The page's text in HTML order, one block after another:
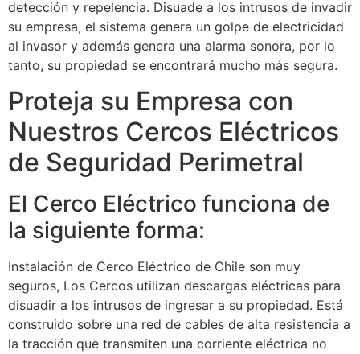
detección y repelencia. Disuade a los intrusos de invadir
su empresa, el sistema genera un golpe de electricidad
al invasor y además genera una alarma sonora, por lo
tanto, su propiedad se encontrará mucho más segura.
Proteja su Empresa con
Nuestros Cercos Eléctricos
de Seguridad Perimetral
El Cerco Eléctrico funciona de
la siguiente forma:
Instalación de Cerco Eléctrico de Chile son muy
seguros, Los Cercos utilizan descargas eléctricas para
disuadir a los intrusos de ingresar a su propiedad. Está
construido sobre una red de cables de alta resistencia a
la tracción que transmiten una corriente eléctrica no